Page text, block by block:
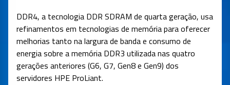
DDR4, a tecnologia DDR SDRAM de quarta geração, usa
refinamentos em tecnologias de memória para oferecer
melhorias tanto na largura de banda e consumo de
energia sobre a memória DDR3 utilizada nas quatro
gerações anteriores (G6, G7, Gen8 e Gen9) dos
servidores HPE ProLiant.